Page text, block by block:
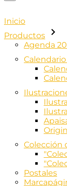
Inicio
Productos
Agenda
Colección
Postales